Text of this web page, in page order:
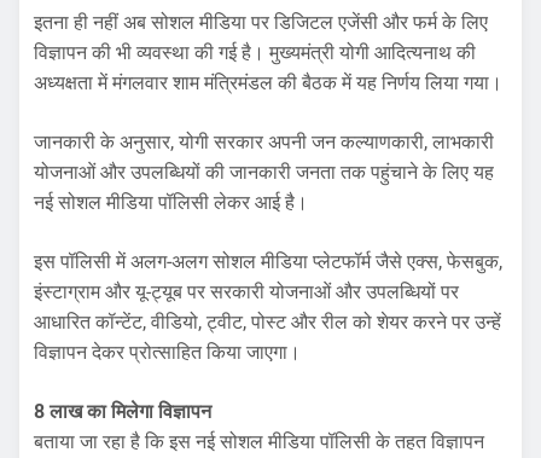
इतना ही नहीं अब सोशल मीडिया पर डिजिटल एजेंसी और फर्म के लिए
विज्ञापन की भी व्यवस्था की गई है। मुख्यमंत्री योगी आदित्यनाथ की
अध्यक्षता में मंगलवार शाम मंत्रिमंडल की बैठक में यह निर्णय लिया गया।
जानकारी के अनुसार, योगी सरकार अपनी जन कल्याणकारी, लाभकारी
योजनाओं और उपलब्धियों की जानकारी जनता तक पहुंचाने के लिए यह
नई सोशल मीडिया पॉलिसी लेकर आई है।
इस पॉलिसी में अलग-अलग सोशल मीडिया प्लेटफॉर्म जैसे एक्स, फेसबुक,
इंस्टाग्राम और यू-ट्यूब पर सरकारी योजनाओं और उपलब्धियों पर
आधारित कॉन्टेंट, वीडियो, ट्वीट, पोस्ट और रील को शेयर करने पर उन्हें
विज्ञापन देकर प्रोत्साहित किया जाएगा।
8 लाख कामिलेगा विज्ञापन
बताया जा रहा है कि इस नई सोशल मीडिया पॉलिसी के तहत विज्ञापन